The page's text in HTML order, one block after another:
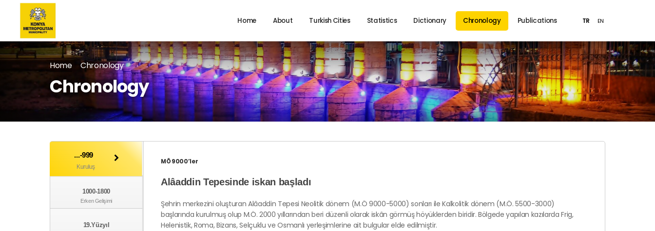
Home About Turkish Cities Statistics Dictionary Chronology Publications TR EN
Home Chronology
Chronology
...-999
Kuruluş
1000-1800
Erken Gelişimi
19.Yüzyıl
MÖ 9000’ler
Alâaddin Tepesinde iskan başladı
Şehrin merkezini oluşturan Alâaddin Tepesi Neolitik dönem (M.Ö 9000-5000) sonları ile Kalkolitik dönem (M.Ö. 5500-3000)
başlarında kurulmuş olup M.Ö. 2000 yıllarından beri düzenli olarak iskân görmüş höyüklerden biridir. Bölgede yapılan kazılarda Frig,
Helenistik, Roma, Bizans, Selçuklu ve Osmanlı yerleşimlerine ait bulgular elde edilmiştir.